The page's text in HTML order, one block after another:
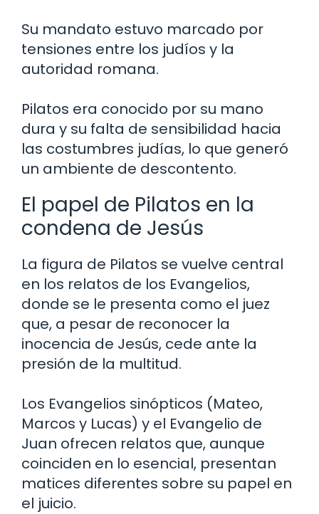
Su mandato estuvo marcado por
tensiones entre los judíos y la
autoridad romana.
Pilatos era conocido por su mano
dura y su falta de sensibilidad hacia
las costumbres judías, lo que generó
un ambiente de descontento.
El papel de Pilatos en la
condena de Jesús
La figura de Pilatos se vuelve central
en los relatos de los Evangelios,
donde se le presenta como el juez
que, a pesar de reconocer la
inocencia de Jesús, cede ante la
presión de la multitud.
Los Evangelios sinópticos (Mateo,
Marcos y Lucas) y el Evangelio de
Juan ofrecen relatos que, aunque
coinciden en lo esencial, presentan
matices diferentes sobre su papel en
el juicio.